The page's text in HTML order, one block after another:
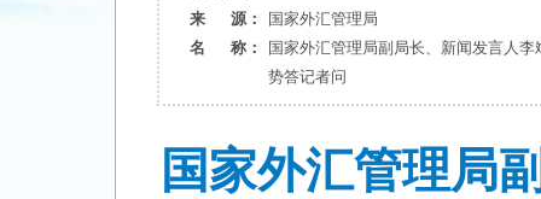
来 源：
国家外汇管理局
名 称：
国家外汇管理局副局长、新闻发言人
势答记者问
国家外汇管理局